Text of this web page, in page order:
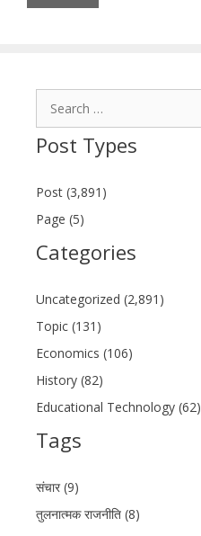
Post Types
Post (3,891)
Page (5)
Categories
Uncategorized (2,891)
Topic (131)
Economics (106)
History (82)
Educational Technology (62)
Tags
संचार (9)
तुलनात्मक राजनीति (8)